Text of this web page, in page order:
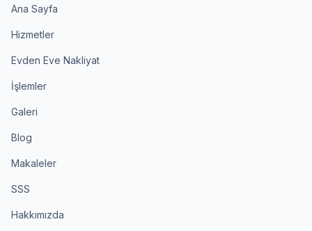
Ana Sayfa
Hizmetler
Evden Eve Nakliyat
İşlemler
Galeri
Blog
Makaleler
SSS
Hakkımızda